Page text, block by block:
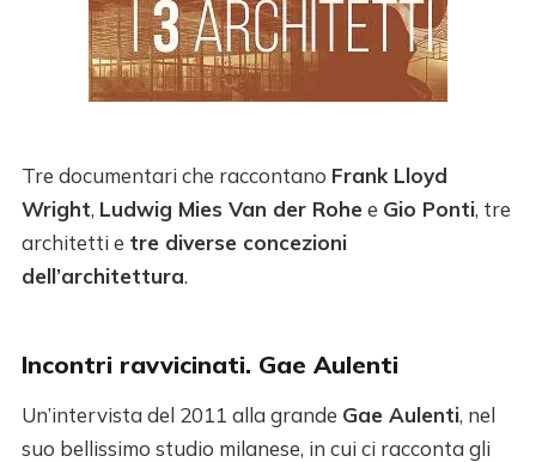
Tre documentari che raccontano Frank Lloyd
Wright, Ludwig Mies Van der Rohee Gio Ponti, tre
architetti e tre diverse concezioni
dell’architettura.
Incontri ravvicinati. Gae Aulenti
Un’intervista del 2011 alla grande Gae Aulenti, nel
suo bellissimo studio milanese, in cui ci racconta gli